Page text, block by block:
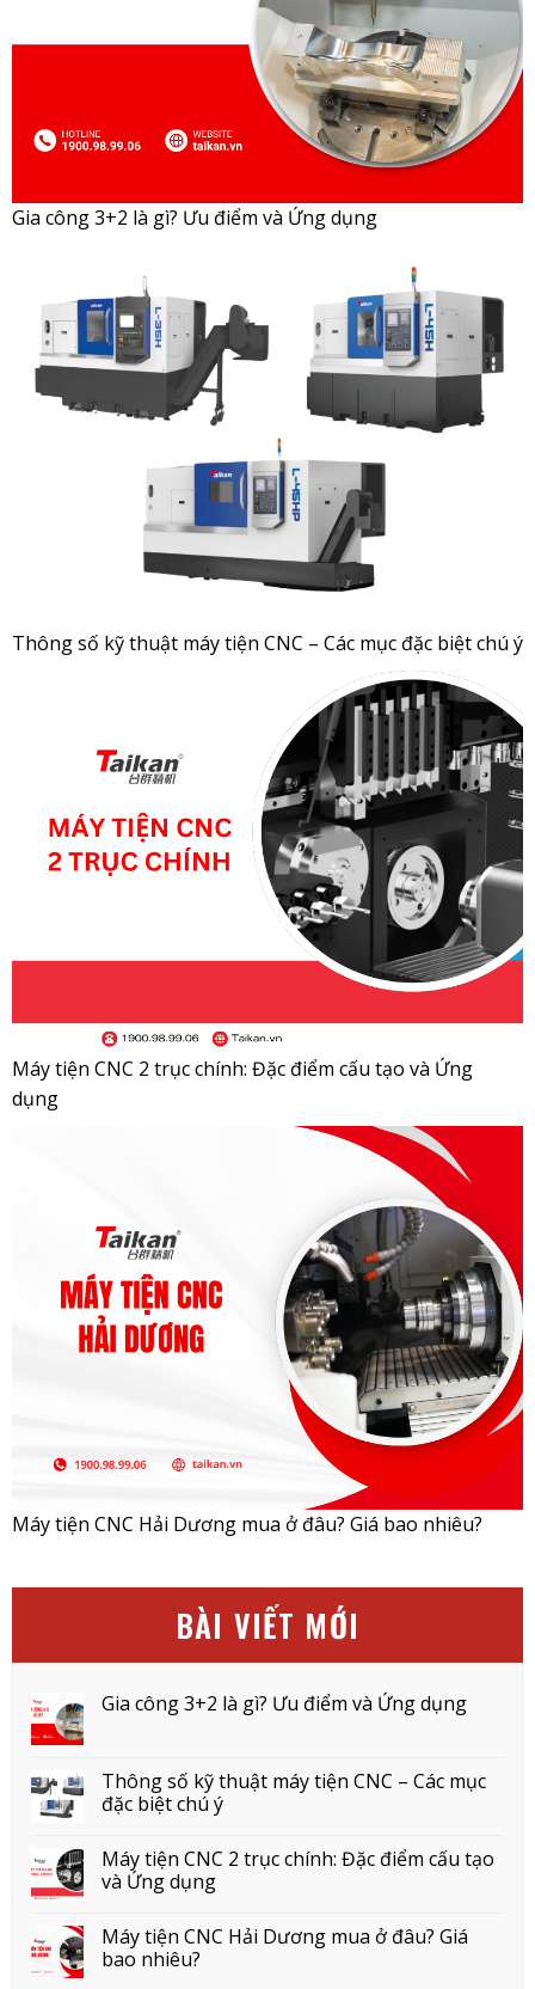
Gia công 3+2 là gì? Ưu điểm và Ứng dụng
Thông số kỹ thuật máy tiện CNC – Các mục đặc biệt chú ý
Máy tiện CNC 2 trục chính: Đặc điểm cấu tạo và Ứng
dụng
Máy tiện CNC Hải Dương mua ở đâu? Giá bao nhiêu?
BÀI VIẾT MỚI
Gia công 3+2 là gì? Ưu điểm và Ứng dụng
Thông số kỹ thuật máy tiện CNC – Các mục
đặc biệt chú ý
Máy tiện CNC 2 trục chính: Đặc điểm cấu tạo
và Ứng dụng
Máy tiện CNC Hải Dương mua ở đâu? Giá
bao nhiêu?